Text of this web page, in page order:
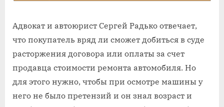
Адвокат и автоюрист Сергей Радько отвечает,
что покупатель вряд ли сможет добиться в суде
расторжения договора или оплаты за счет
продавца стоимости ремонта автомобиля. Но
для этого нужно, чтобы при осмотре машины у
него не было претензий и он знал возраст и